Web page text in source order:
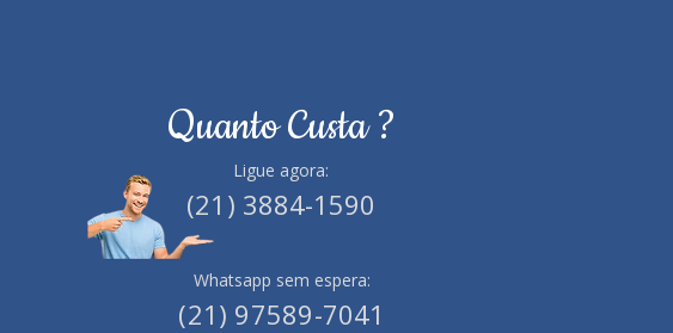
Quanto Custa ?
Ligue agora:
(21) 3884-1590
Whatsapp sem espera:
(21) 97589-7041